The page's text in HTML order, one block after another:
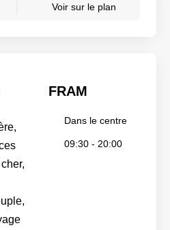
Voir sur le plan
FRAM
Dans le centre
09:30 - 20:00